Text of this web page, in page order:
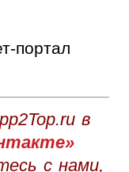
портал
в
с нами,